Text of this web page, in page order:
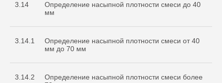
3.14
Определение насыпной плотности смеси до 40
мм
3.14.1
Определение насыпной плотности смеси от 40
мм до 70 мм
3.14.2
Определение насыпной плотности смеси более